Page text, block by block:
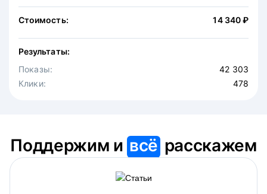
Стоимость: 14 340 ₽
Результаты:
Показы:
42 303
Клики:
478
Стоимость: 30 875 ₽
Результаты:
Показы:
Клики:
475
Поддержим ивсё расскажем